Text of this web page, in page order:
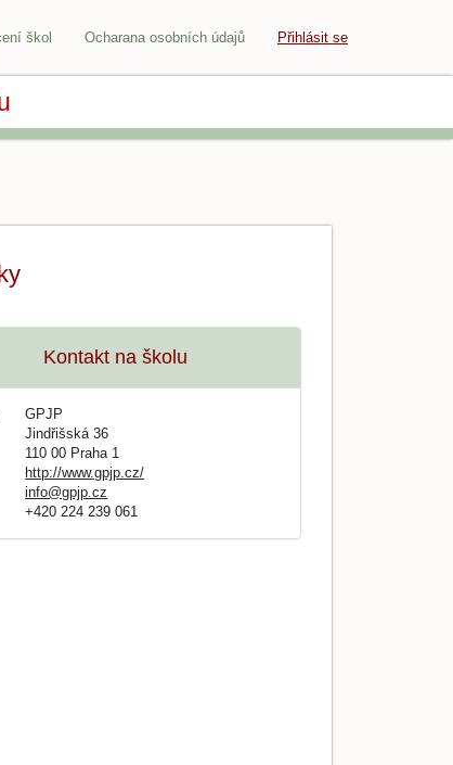
Přihlásit se
škol Ocharana osobních údajů
Kontakt na školu
GPJP
Jindřišská 36
110 00 Praha 1
http://www.gpjp.cz/
info@gpjp.cz
+420 224 239 061